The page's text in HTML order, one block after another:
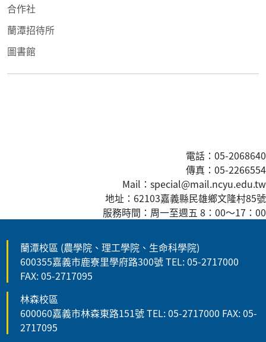
合作社
蘭潭招待所
圖書館
電話：05-2068640
傳真 ：05-2266554
Mail：special@mail.ncyu.edu.tw
地址：62103嘉義縣民雄鄉文隆村85號
服務時間：周一至週五 8：00～17：00
蘭潭校區 (農學院、理工學院、生命科學院)
600355嘉義市鹿寮里學府路300號 TEL: 05-2717000
FAX: 05-2717095
林森校區
600060嘉義市林森東路151號 TEL: 05-2717000 FAX: 05-
2717095